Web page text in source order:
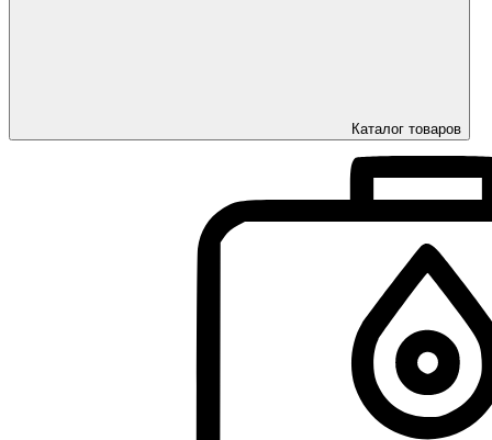
Каталог товаров